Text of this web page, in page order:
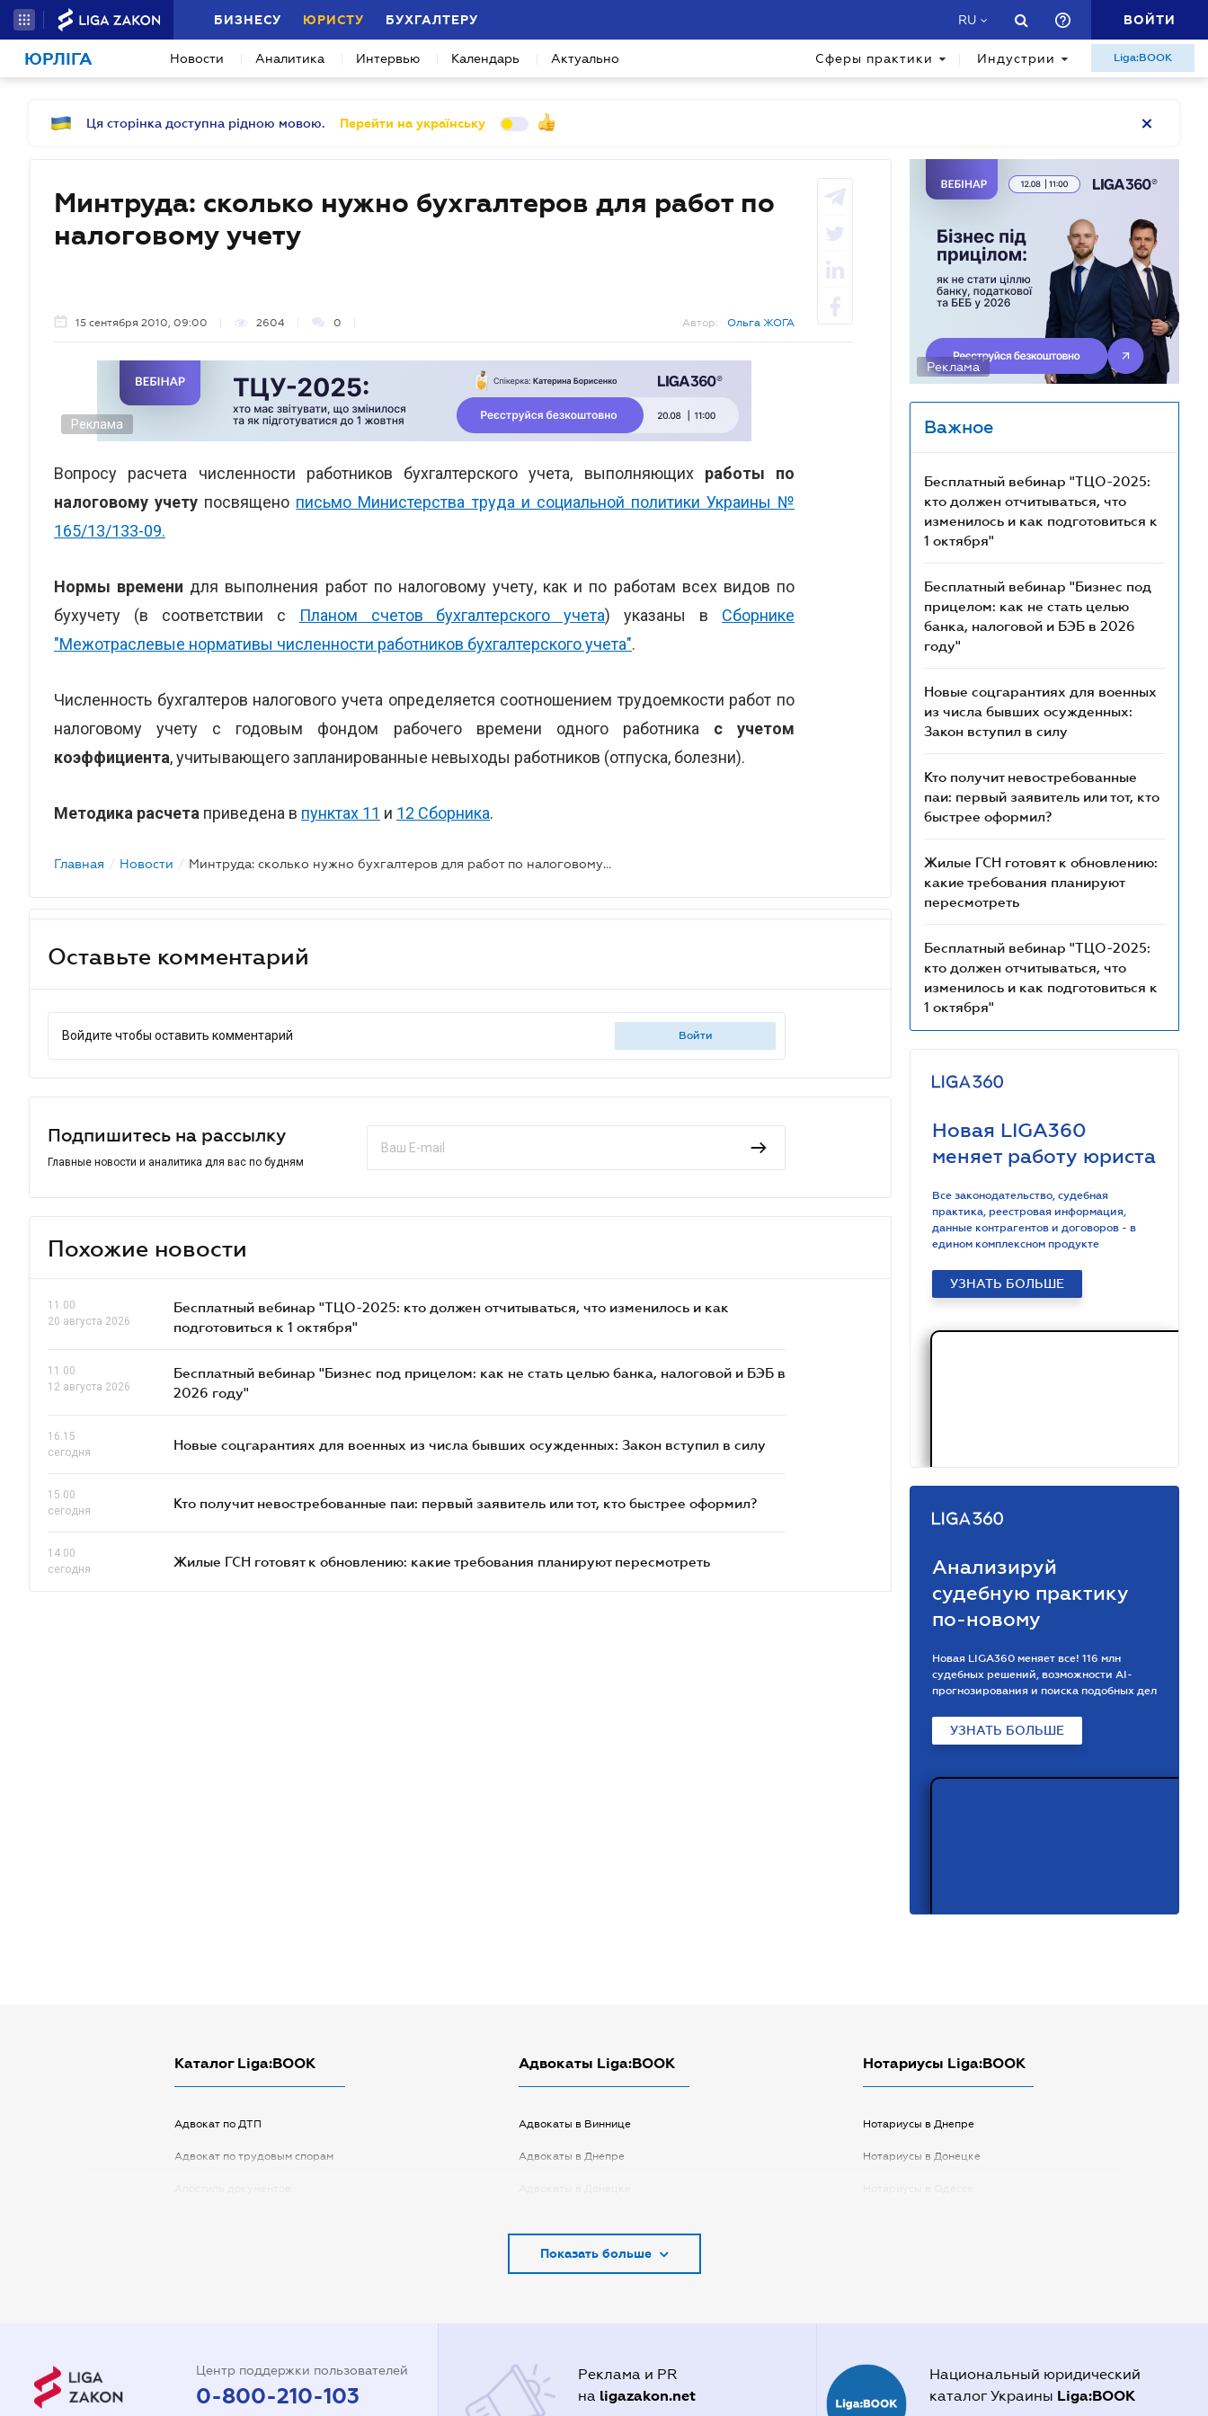
БИЗНЕСУ ЮРИСТУ БУХГАЛТЕРУ RU ВОЙТИ
ЮРЛІГА Новости Аналитика Интервью Календарь Актуально Сферы практики Индустрии Liga:BOOK
Ця сторінка доступна рідною мовою. Перейти на українську
Минтруда: сколько нужно бухгалтеров для работ по
налоговому учету
15 сентября 2010, 09:00 2604 0 Автор: Ольга ЖОГА
Реклама
Вопросу расчета численности работников бухгалтерского учета, выполняющих работы по
налоговому учету посвящено письмо Министерства труда и социальной политики Украины №
165/13/133-09.
Нормы времени для выполнения работ по налоговому учету, как и по работам всех видов по
бухучету (в соответствии с
Планом счетов бухгалтерского учета) указаны в Сборнике
"Межотраслевые нормативы численности работников бухгалтерского учета".
Численность бухгалтеров налогового учета определяется соотношением трудоемкости работ по
налоговому учету с годовым фондом рабочего времени одного работника с учетом
коэффициента, учитывающего запланированные невыходы работников (отпуска, болезни).
Методика расчета приведена в пунктах 11 и 12 Сборника.
Главная / Новости / Минтруда: сколько нужно бухгалтеров для работ по налоговому учету
Оставьте комментарий
Войдите чтобы оставить комментарий войти
Подпишитесь на рассылку
Главные новости и аналитика для вас по будням
Похожие новости
11.00
20 августа 2026
Бесплатный вебинар "ТЦО-2025: кто должен отчитываться, что изменилось и как
подготовиться к 1 октября"
11.00
12 августа 2026
Бесплатный вебинар "Бизнес под прицелом: как не стать целью банка, налоговой и БЭБ в
2026 году"
16.15
сегодня
Новые соцгарантиях для военных из числа бывших осужденных: Закон вступил в силу
15.00
сегодня
Кто получит невостребованные паи: первый заявитель или тот, кто быстрее оформил?
14.00
сегодня
Жилые ГСН готовят к обновлению: какие требования планируют пересмотреть
Реклама
Важное
Бесплатный вебинар "ТЦО-2025:
кто должен отчитываться, что
изменилось и как подготовиться к
1 октября"
Бесплатный вебинар "Бизнес под
прицелом: как не стать целью
банка, налоговой и БЭБ в 2026
году"
Новые соцгарантиях для военных
из числа бывших осужденных:
Закон вступил в силу
Кто получит невостребованные
паи: первый заявитель или тот, кто
быстрее оформил?
Жилые ГСН готовят к обновлению:
какие требования планируют
пересмотреть
Бесплатный вебинар "ТЦО-2025:
кто должен отчитываться, что
изменилось и как подготовиться к
1 октября"
Новая LIGA360
меняет работу юриста
Все законодательство, судебная
практика, реестровая информация,
данные контрагентов и договоров - в
едином комплексном продукте
УЗНАТЬ БОЛЬШЕ
Анализируй
судебную практику
по-новому
Новая LIGA360 меняет все! 116 млн
судебных решений, возможности АІ-
прогнозирования и поиска подобных дел
УЗНАТЬ БОЛЬШЕ
Каталог Liga:BOOK
Адвокат по ДТП
Адвокат по трудовым спорам
Адвокаты Liga:BOOK
Адвокаты в Виннице
Адвокаты в Днепре
Адвокаты в Киеве
Адвокаты в Полтаве
Нотариусы Liga:BOOK
Нотариусы в Днепре
Нотариусы в Донецке
Показать больше
Центр поддержки пользователей
0-800-210-103
Реклама и PR
на ligazakon.net
Национальный юридический
каталог Украины Liga:BOOK